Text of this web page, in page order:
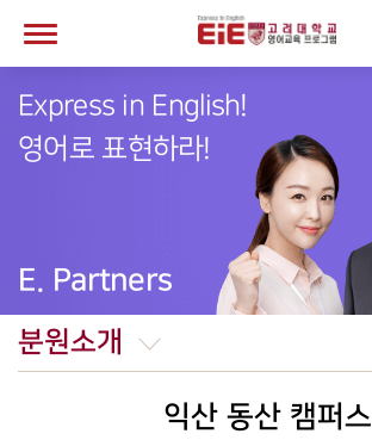
Express in English!
영어로 표현하라!
E. Partners
분원소개
익산 동산 캠퍼스